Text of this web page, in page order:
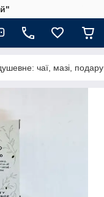
чаї, мазі,